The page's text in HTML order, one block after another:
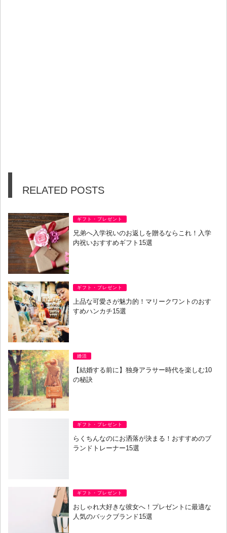
RELATED POSTS
ギフト・プレゼント
兄弟へ入学祝いのお返しを贈るならこれ！入学
内祝いおすすめギフト15選
ギフト・プレゼント
上品な可愛さが魅力的！マリークワントのおす
すめハンカチ15選
婚活
【結婚する前に】独身アラサー時代を楽しむ10
の秘訣
ギフト・プレゼント
らくちんなのにお洒落が決まる！おすすめのブ
ランドトレーナー15選
ギフト・プレゼント
おしゃれ大好きな彼女へ！プレゼントに最適な
人気のバックブランド15選